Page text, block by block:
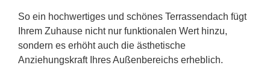
So ein hochwertiges und schönes Terrassendach fügt
Ihrem Zuhause nicht nur funktionalen Wert hinzu,
sondern es erhöht auch die ästhetische
Anziehungskraft Ihres Außenbereichs erheblich.